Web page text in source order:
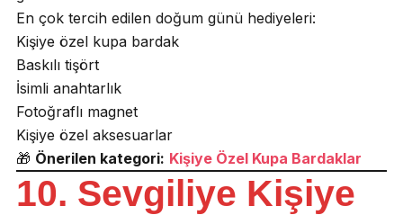
En çok tercih edilen doğum günü hediyeleri:
Kişiye özel kupa bardak
Baskılı tişört
İsimli anahtarlık
Fotoğraflı magnet
Kişiye özel aksesuarlar
🎁 Önerilen kategori: Kişiye Özel Kupa Bardaklar
10. Sevgiliye Kişiye